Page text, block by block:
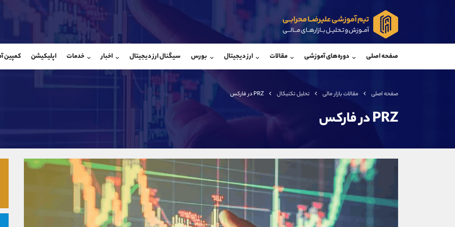
صفحه اصلی دوره‌های آموزشی مقالات ارز دیجیتال بورس سیگنال ارز دیجیتال اخبار خدمات اپلیکیشن کمپین
صفحه اصلی مقالات بازار مالی تحلیل تکنیکال PRZ در فارکس
PRZ در فارکس
@Armteam_admin_103
شروع گفتگو
@Armteam_admin_104
داخلی
تلگرام
تلفن
بدون پیش شماره
کانال تلگرام